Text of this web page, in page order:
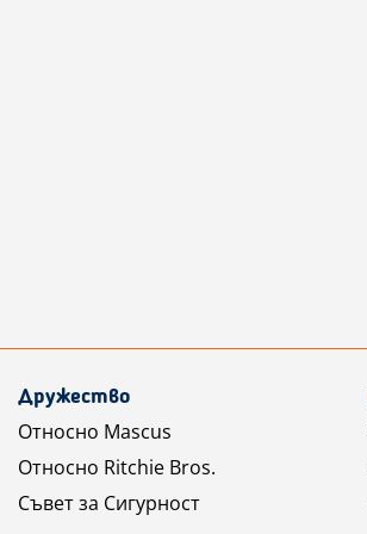
Дружество
Относно Mascus
Относно Ritchie Bros.
Съвет за Сигурност